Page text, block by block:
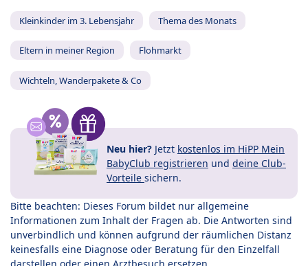
Kleinkinder im 3. Lebensjahr Thema des Monats
Eltern in meiner Region Flohmarkt
Wichteln, Wanderpakete & Co
Neu hier? Jetzt kostenlos im HiPP Mein
BabyClub registrieren und deine Club-
Vorteile sichern.
Bitte beachten: Dieses Forum bildet nur allgemeine
Informationen zum Inhalt der Fragen ab. Die Antworten sind
unverbindlich und können aufgrund der räumlichen Distanz
keinesfalls eine Diagnose oder Beratung für den Einzelfall